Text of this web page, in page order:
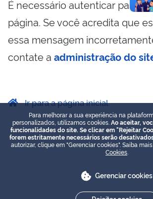
É necessário autenticar para
página. Se você acredita que
essa mensagem
contate a administração do
Ir para a página inicial
Para melhorar a sua experiência na
personalizados, utilizamos cookies. Ao aceitar,
funcionalidades do site. Se clicar em "Rejeitar
forem estritamente necessários serão
autorizar, clique em "Gerenciar cookies". Saiba
Cookies
Gerenciar cookies